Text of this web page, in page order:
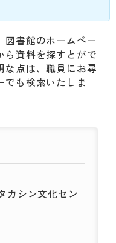
図書館のホームペー
ら資料を探すとがで
な点は、職員にお尋
でも検索いたしま
カシン文化セン